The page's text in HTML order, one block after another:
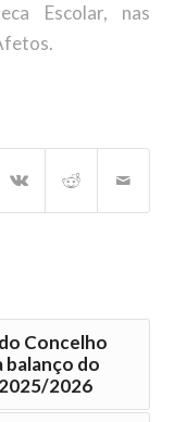
Escolar, nas
Concelho
balanço do
2026